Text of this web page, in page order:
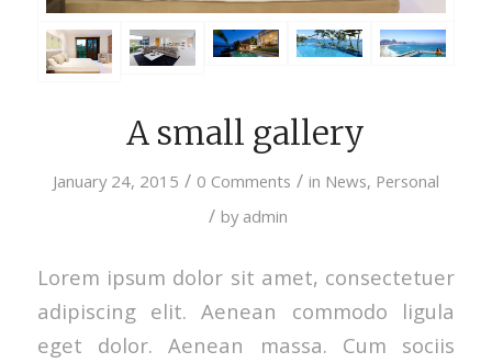
A small gallery
January 24, 2015 / 0 Comments / in News, Personal
/ by admin
Lorem ipsum dolor sit amet, consectetuer
adipiscing elit. Aenean commodo ligula
eget dolor. Aenean massa. Cum sociis